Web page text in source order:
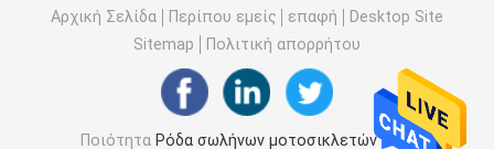
Αρχική Σελίδα Περίπου εμείς επαφή
Desktop Site
Sitemap
Πολιτική απορρήτου
Ποιότητα Ρόδα σωλήνων μοτοσικλετώνΚίνα